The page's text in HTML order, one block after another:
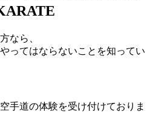
なら、
ってはならないことを知ってい
手道の体験を受け付けておりま